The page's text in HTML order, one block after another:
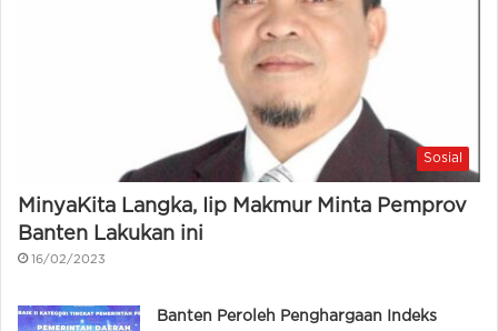
Sosial
MinyaKita Langka, Iip Makmur Minta Pemprov
Banten Lakukan ini
16/02/2023
Banten Peroleh Penghargaan Indeks